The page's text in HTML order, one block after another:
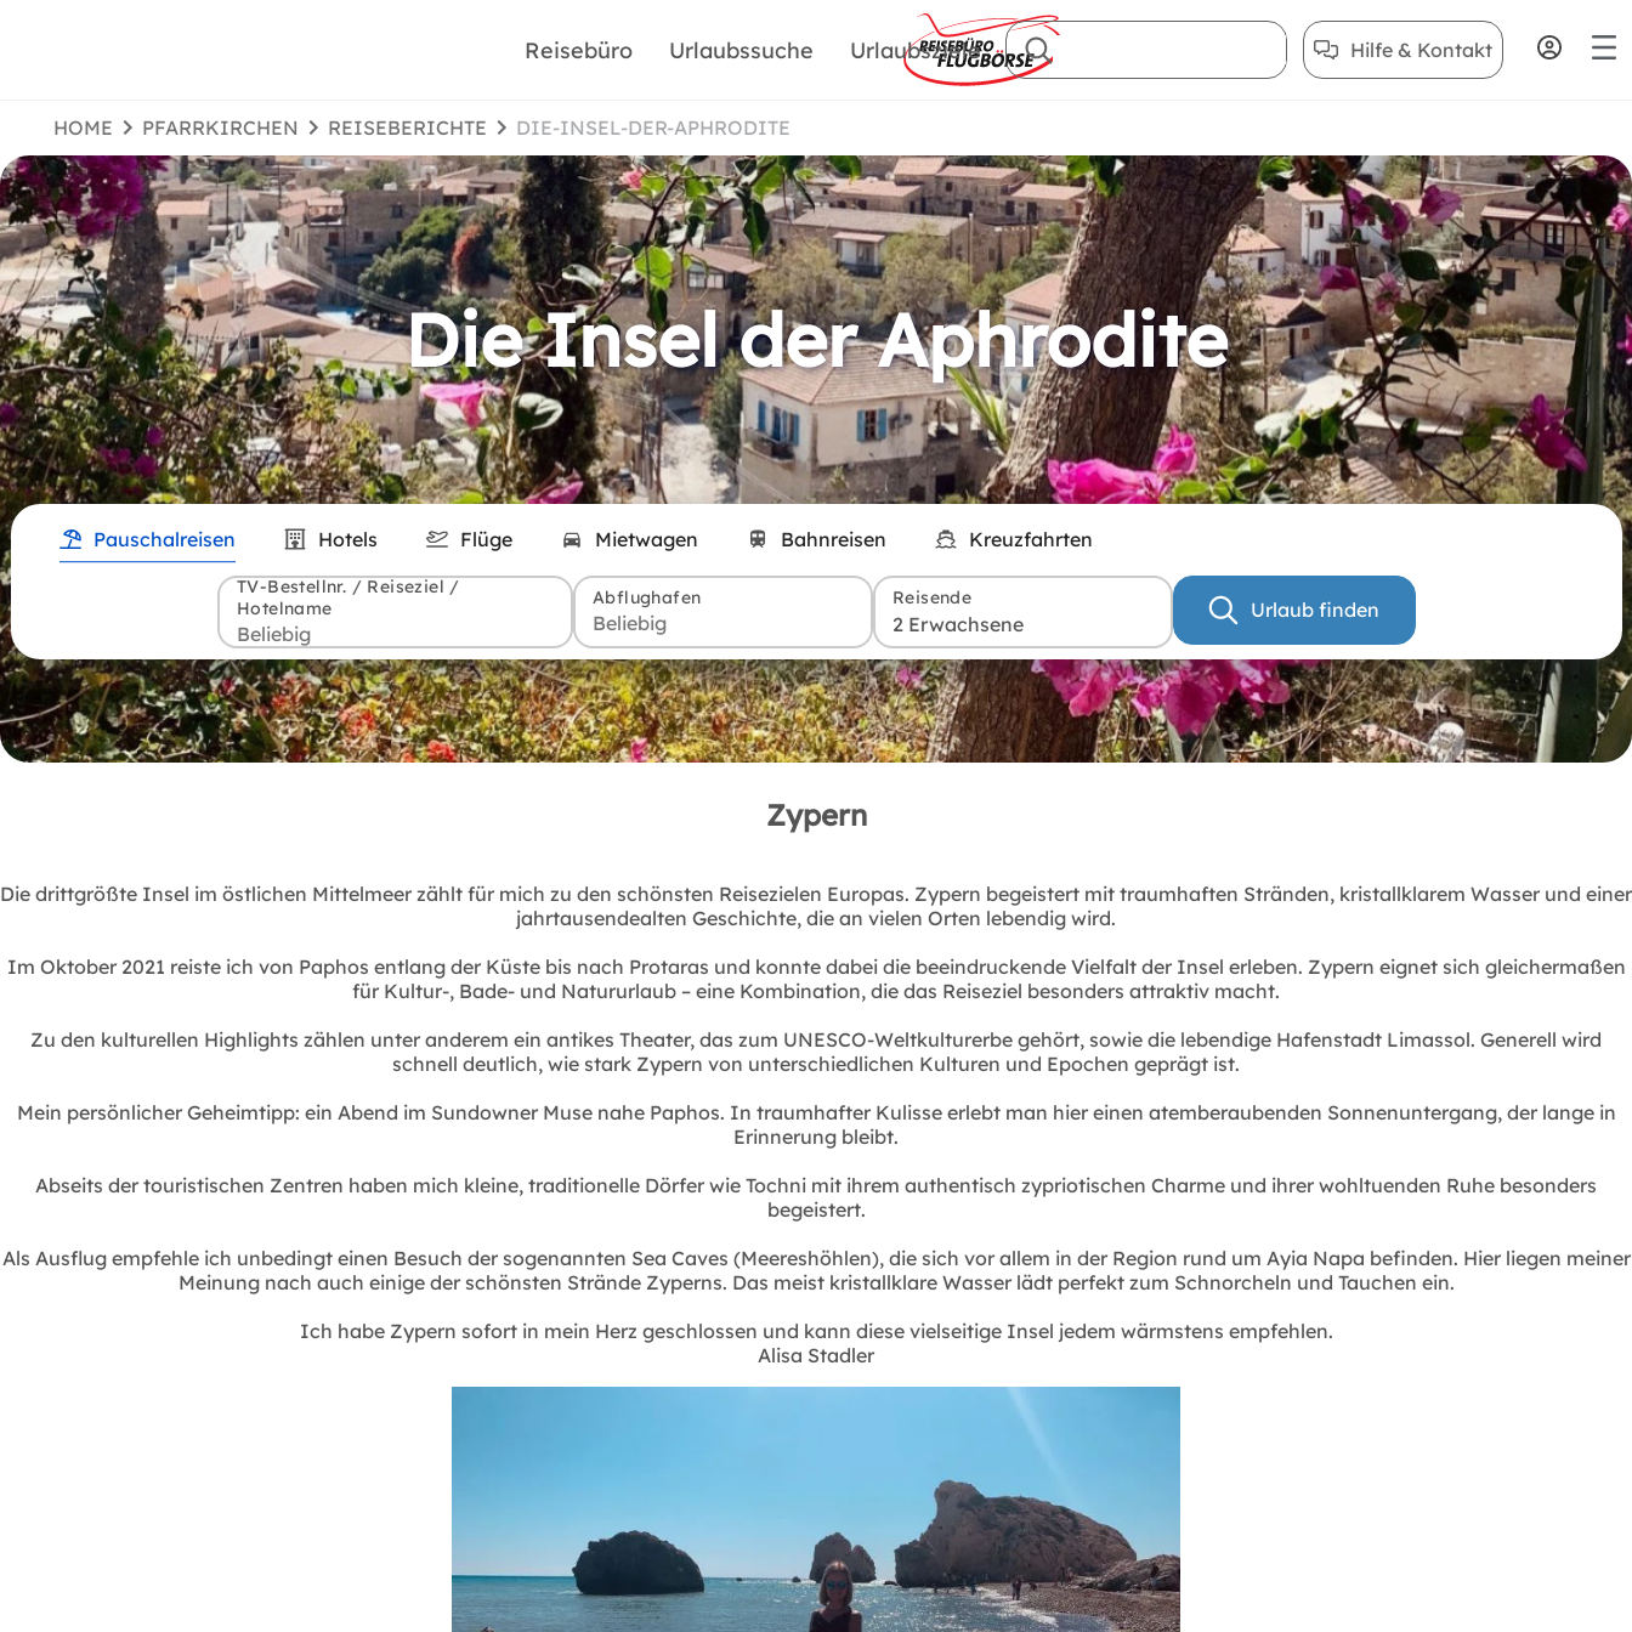
Reisebüro Urlaubssuche Urlaubsziele Hilfe & Kontakt
HOME PFARRKIRCHEN REISEBERICHTE DIE-INSEL-DER-APHRODITE
Die Insel der Aphrodite
Pauschalreisen Hotels Flüge Mietwagen Bahnreisen Kreuzfahrten
TV-Bestellnr. / Reiseziel /
Hotelname
Abflughafen Reisende
2 Erwachsene
Urlaub finden
Zypern
Die drittgrößte Insel im östlichen Mittelmeer zählt für mich zu den schönsten Reisezielen Europas. Zypern begeistert mit traumhaften Stränden, kristallklarem Wasser und einer
jahrtausendealten Geschichte, die an vielen Orten lebendig wird.
Im Oktober 2021 reiste ich von Paphos entlang der Küste bis nach Protaras und konnte dabei die beeindruckende Vielfalt der Insel erleben. Zypern eignet sich gleichermaßen
für Kultur-, Bade- und Natururlaub – eine Kombination, die das Reiseziel besonders attraktiv macht.
Zu den kulturellen Highlights zählen unter anderem ein antikes Theater, das zum UNESCO-Weltkulturerbe gehört, sowie die lebendige Hafenstadt Limassol. Generell wird
schnell deutlich, wie stark Zypern von unterschiedlichen Kulturen und Epochen geprägt ist.
Mein persönlicher Geheimtipp: ein Abend im Sundowner Muse nahe Paphos. In traumhafter Kulisse erlebt man hier einen atemberaubenden Sonnenuntergang, der lange in
Erinnerung bleibt.
Abseits der touristischen Zentren haben mich kleine, traditionelle Dörfer wie Tochni mit ihrem authentisch zypriotischen Charme und ihrer wohltuenden Ruhe besonders
begeistert.
Als Ausflug empfehle ich unbedingt einen Besuch der sogenannten Sea Caves (Meereshöhlen), die sich vor allem in der Region rund um Ayia Napa befinden. Hier liegen meiner
Meinung nach auch einige der schönsten Strände Zyperns. Das meist kristallklare Wasser lädt perfekt zum Schnorcheln und Tauchen ein.
Ich habe Zypern sofort in mein Herz geschlossen und kann diese vielseitige Insel jedem wärmstens empfehlen.
Alisa Stadler